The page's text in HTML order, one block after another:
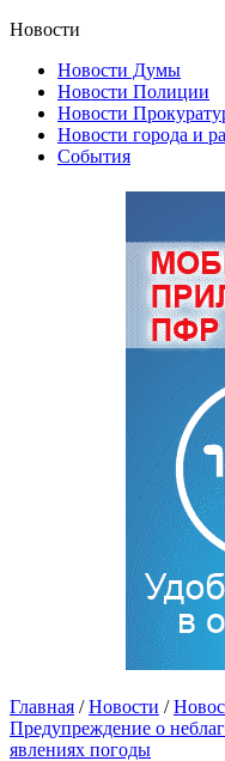
Новости
Новости Думы
Новости Полиции
Новости
Новости города и
События
Главная / Новости /
Предупреждение о
явлениях погоды